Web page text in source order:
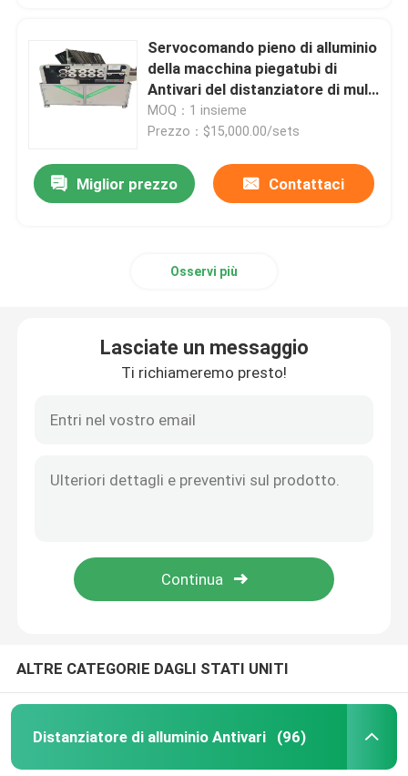
Servocomando pieno di alluminio
della macchina piegatubi di
Antivari del distanziatore di multi
forma
MOQ：1 insieme
Prezzo：$15,000.00/sets
Miglior prezzo Contattaci
Osservi più
Lasciate un messaggio
Ti richiameremo presto!
ALTRE CATEGORIE DAGLI STATI UNITI
Distanziatore di alluminio Antivari (96)